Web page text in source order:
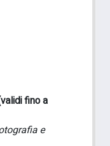
fino a
e